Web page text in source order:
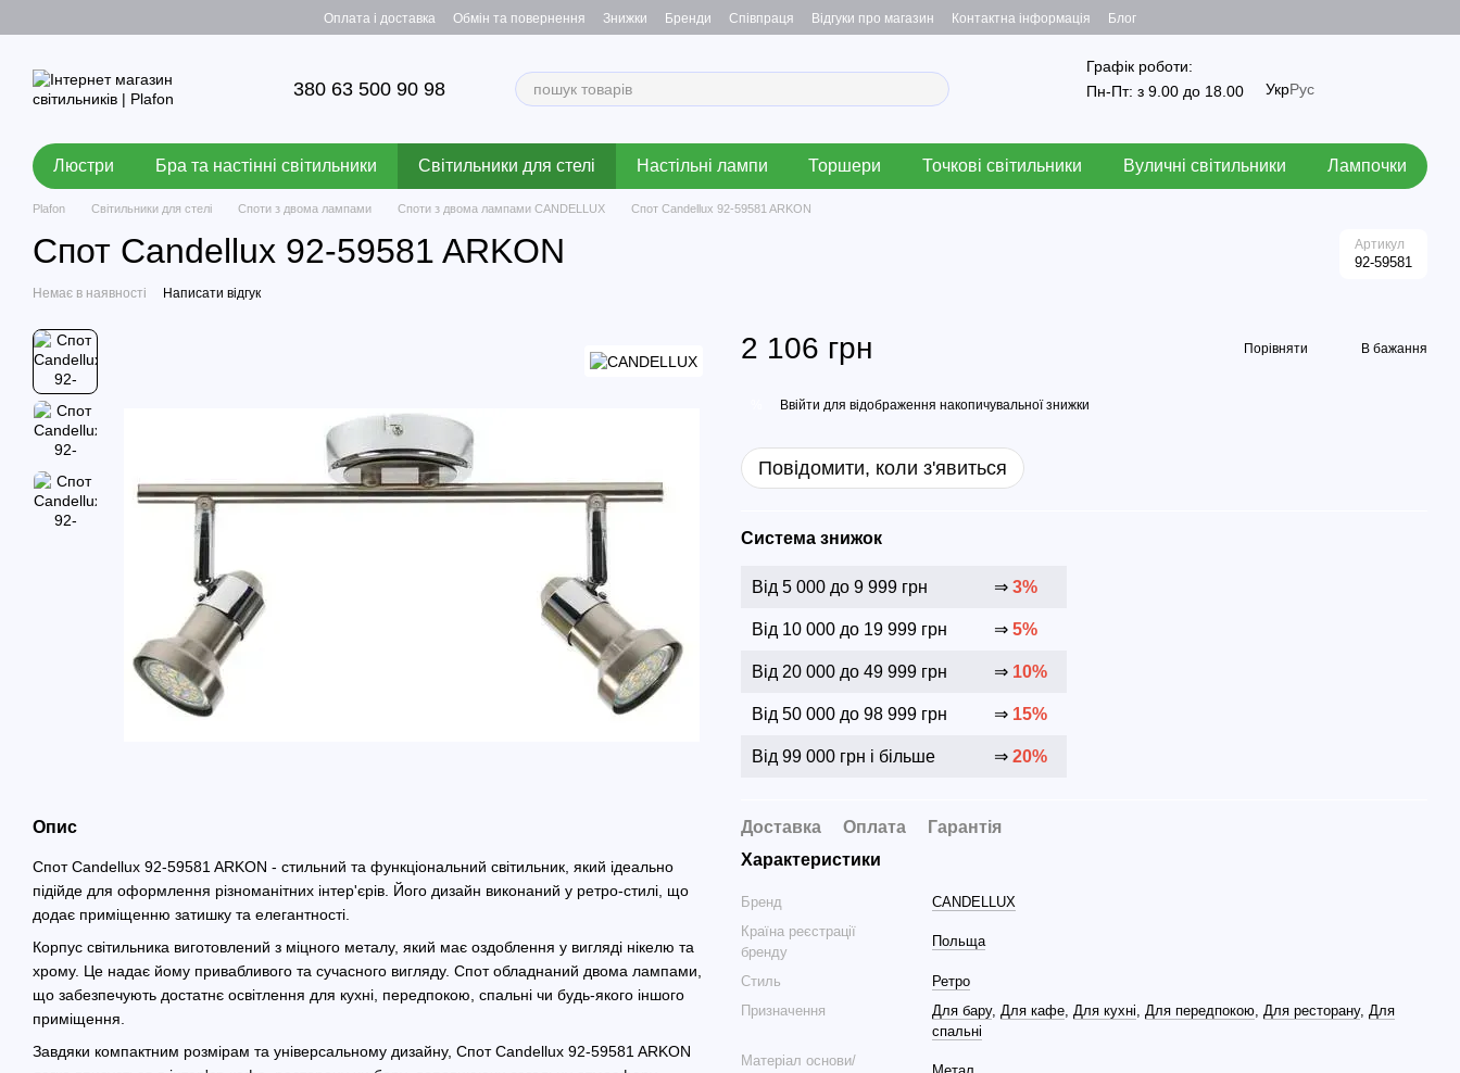
Оплата і доставка Обмін та повернення Знижки Бренди Співпраця Відгуки про магазин Контактна інформація Блог
380 63 500 90 98
Графік роботи:
Пн-Пт: з 9.00 до 18.00
УкрРус
Люстри Бра та настінні світильники Світильники для стелі Настільні лампи Торшери Точкові світильники Вуличні світильники Лампочки
Plafon Світильники для стелі Споти з двома лампами Споти з двома лампами CANDELLUX Спот Candellux 92-59581 ARKON
Спот Candellux 92-59581 ARKON Артикул
92-59581
Немає в наявності Написати відгук
Опис
Спот Candellux 92-59581 ARKON - стильний та функціональний світильник, який ідеально
підійде для оформлення різноманітних інтер'єрів. Його дизайн виконаний у ретро-стилі, що
додає приміщенню затишку та елегантності.
Корпус світильника виготовлений з міцного металу, який має оздоблення у вигляді нікелю та
хрому. Це надає йому привабливого та сучасного вигляду. Спот обладнаний двома лампами,
що забезпечують достатнє освітлення для кухні, передпокою, спальні чи будь-якого іншого
приміщення.
Завдяки компактним розмірам та універсальному дизайну, Спот Candellux 92-59581 ARKON
2 106 грн Порівняти В бажання
Ввійти для відображення накопичувальної знижки
Повідомити, коли з'явиться
Система знижок
Від 5 000 до 9 999 грн ⇒ 3%
Від 10 000 до 19 999 грн ⇒ 5%
Від 20 000 до 49 999 грн ⇒ 10%
Від 50 000 до 98 999 грн ⇒ 15%
Від 99 000 грн і більше ⇒ 20%
Доставка Оплата
Гарантія
Характеристики
Бренд
CANDELLUX
Країна реєстрації
бренду
Польща
Стиль
Ретро
Призначення
Для бару, Для кафе, Для кухні, Для передпокою, Для ресторану, Для
спальні
Матеріал основи/